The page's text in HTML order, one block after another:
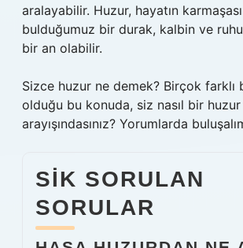
aralayabilir. Huzur, hayatın
bulduğumuz bir durak, kalbin ve
bir an olabilir.
Sizce huzur ne demek? Birçok farklı
olduğu bu konuda, siz nasıl bir huzur
arayışındasınız? Yorumlarda
SIK SORULAN
SORULAR